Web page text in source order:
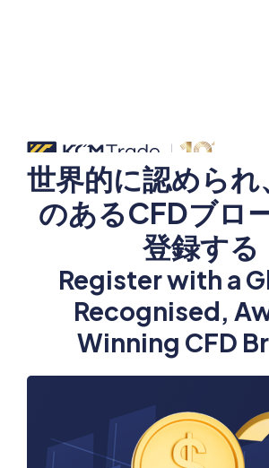
世界的に認められ
のあるCFDブロ
登録する
Register with a
Recognised,
Winning CFD